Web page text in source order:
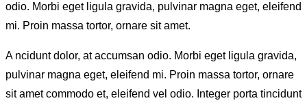
odio. Morbi eget ligula gravida, pulvinar magna eget, eleifend
mi. Proin massa tortor, ornare sit amet.
Ancidunt dolor, at accumsan odio. Morbi eget ligula gravida,
pulvinar magna eget, eleifend mi. Proin massa tortor, ornare
sit amet commodo et, eleifend vel odio. Integer porta tincidunt